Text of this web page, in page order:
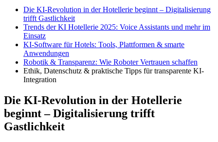
Die KI-Revolution in der Hotellerie beginnt – Digitalisierung
trifft Gastlichkeit
Trends der KI Hotellerie 2025: Voice Assistants und mehr im
Einsatz
KI-Software für Hotels: Tools, Plattformen & smarte
Anwendungen
Robotik & Transparenz: Wie Roboter Vertrauen schaffen
Ethik, Datenschutz & praktische Tipps für transparente KI-
Integration
Die KI-Revolution in der Hotellerie
beginnt – Digitalisierung trifft
Gastlichkeit